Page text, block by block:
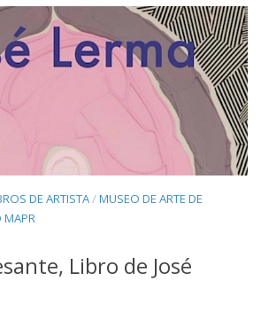
DE ARTISTA/MUSEO DE ARTE DE
MAPR
Libro de José